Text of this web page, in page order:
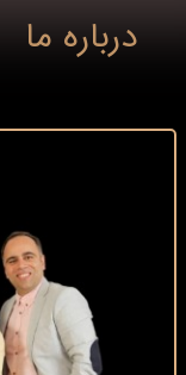
خروج از حساب کاربری
درباره ما